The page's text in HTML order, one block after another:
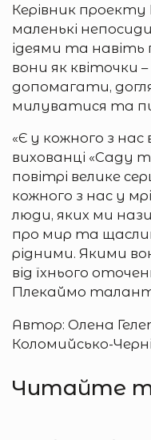
Керівник проекту
маленькі
ідеями та навіть
вони як квіточки
допомагати,
милуватися та
«Є у кожного з нас
вихованці «Саду
повітрі велике
кожного з нас у
люди, яких ми
про мир та
рідними. Якими
від їхнього
Плекаймо
Автор: Олена
Коломийсько-
Читайте